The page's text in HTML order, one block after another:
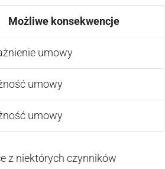
Możliwe konsekwencje
umowy
umowy
umowy
z niektórych czynników